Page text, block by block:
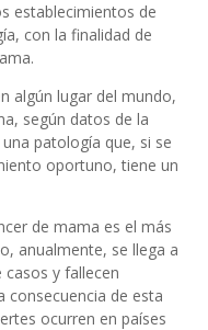
establecimientos de
con la finalidad de
algún lugar del mundo,
según datos de la
patología que, si se
oportuno, tiene un
de mama es el más
anualmente, se llega a
y fallecen
consecuencia de esta
ocurren en países